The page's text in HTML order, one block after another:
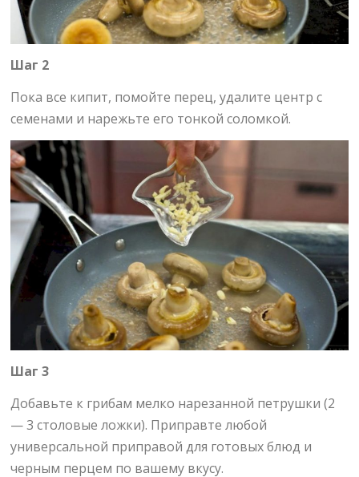
Шаг 2
Пока все кипит, помойте перец, удалите центр с
семенами и нарежьте его тонкой соломкой.
Шаг 3
Добавьте к грибам мелко нарезанной петрушки (2
— 3 столовые ложки). Приправте любой
универсальной приправой для готовых блюд и
черным перцем по вашему вкусу.